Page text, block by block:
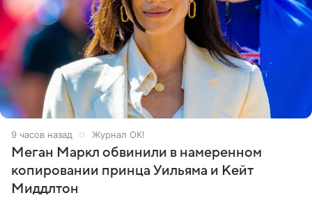
9 часов назад Журнал OK!
Меган Маркл обвинили в намеренном
копировании принца Уильяма и Кейт
Миддлтон